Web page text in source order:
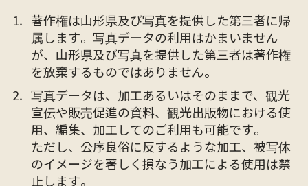
著作権は山形県及び写真を提供した第三者に帰
属します。写真データの利用はかまいません
が、山形県及び写真を提供した第三者は著作権
を放棄するものではありません。
写真データは、加工あるいはそのままで、観光
宣伝や販売促進の資料、観光出版物における使
用、編集、加工してのご利用も可能です。
ただし、公序良俗に反するような加工、被写体
のイメージを著しく損なう加工による使用は禁
止します。